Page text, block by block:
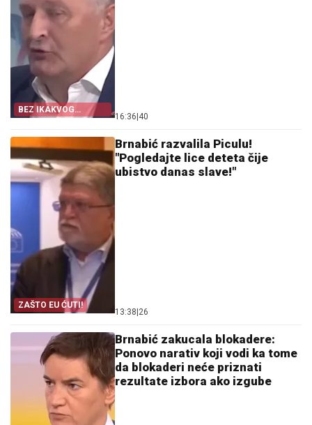
BEZ IKAKVOG
PRETERIVANJA I BEZ
KOREKTNOSTI
16:36 40
ZAŠTO EU ĆUTI!
Brnabić razvalila Piculu!
"Pogledajte lice deteta čije
ubistvo danas slave!"
13:38 26
Brnabić zakucala blokadere:
Ponovo narativ koji vodi ka tome
da blokaderi neće priznati
rezultate izbora ako izgube